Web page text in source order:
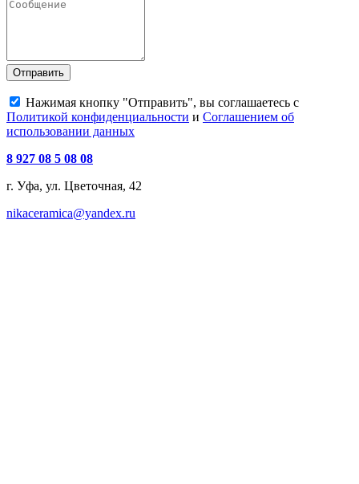
Отправить
Нажимая кнопку "Отправить", вы соглашаетесь с
Политикой конфиденциальности и Соглашением об
использовании данных
8 927 08 5 08 08
г. Уфа, ул. Цветочная, 42
nikaceramica@yandex.ru